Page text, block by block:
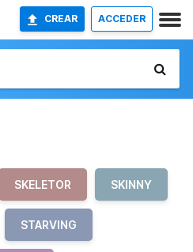
CREAR ACCEDER
SKELETOR SKINNY
STARVING